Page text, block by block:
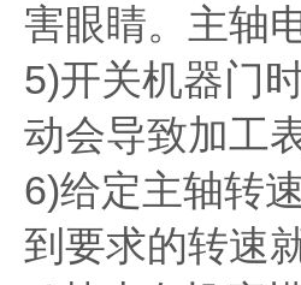
害眼睛。主轴
5)开关机器门
动会导致加工
6)给定主轴转
到要求的转速